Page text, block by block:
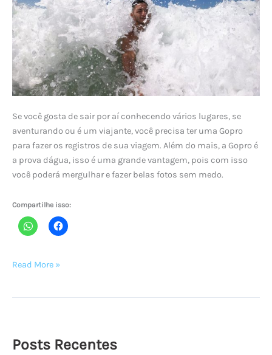
GoPro
HERO9
Black
Se você gosta de sair por aí conhecendo vários lugares, se
aventurando ou é um viajante, você precisa ter uma Gopro
para fazer os registros de sua viagem. Além do mais, a Gopro é
a prova dágua, isso é uma grande vantagem, pois com isso
você poderá mergulhar e fazer belas fotos sem medo.
Compartilhe isso:
Faça
GoPro
Read More »
Posts Recentes